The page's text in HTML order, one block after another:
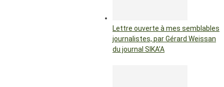
Lettre ouverte à mes semblables
journalistes, par Gérard Weissan
du journal SIKA’A